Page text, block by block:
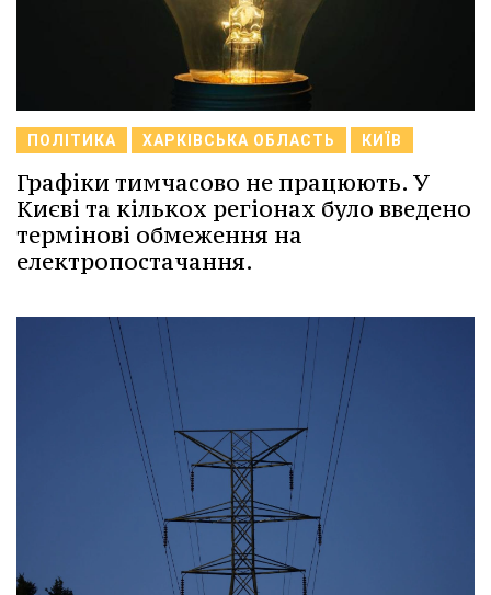
ПОЛІТИКА ХАРКІВСЬКА ОБЛАСТЬ КИЇВ
Графіки тимчасово не працюють. У
Києві та кількох регіонах було введено
термінові обмеження на
електропостачання.